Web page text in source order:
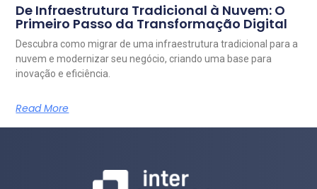
De Infraestrutura Tradicional à Nuvem: O
Primeiro Passo da Transformação Digital
Descubra como migrar de uma infraestrutura tradicional para a
nuvem e modernizar seu negócio, criando uma base para
inovação e eficiência.
Read More